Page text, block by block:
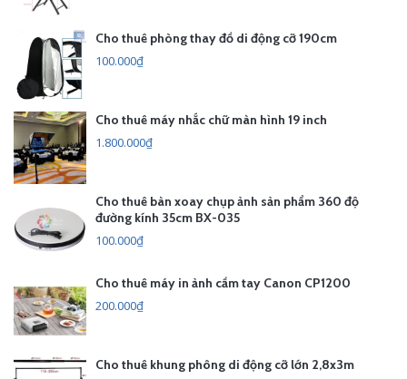
Cho thuê phòng thay đồ di động cỡ 190cm
100.000₫
Cho thuê máy nhắc chữ màn hình 19 inch
1.800.000₫
Cho thuê bàn xoay chụp ảnh sản phẩm 360 độ
đường kính 35cm BX-035
100.000₫
Cho thuê máy in ảnh cầm tay Canon CP1200
200.000₫
Cho thuê khung phông di động cỡ lớn 2,8x3m